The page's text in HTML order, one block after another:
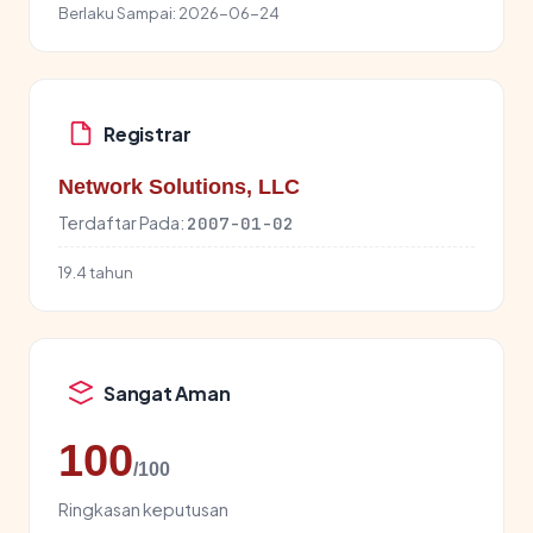
Berlaku Sampai: 2026-06-24
Registrar
Network Solutions, LLC
Terdaftar Pada: 2007-01-02
19.4 tahun
Sangat Aman
100/100
Ringkasan keputusan